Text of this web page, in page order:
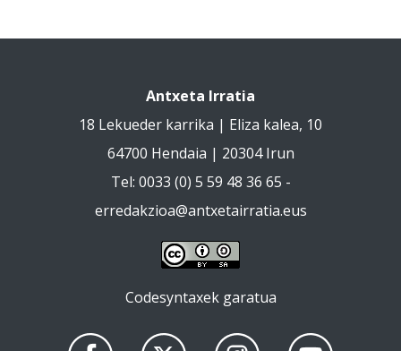
Antxeta Irratia
18 Lekueder karrika | Eliza kalea, 10
64700 Hendaia | 20304 Irun
Tel: 0033 (0) 5 59 48 36 65 -
erredakzioa@antxetairratia.eus
Codesyntaxek garatua